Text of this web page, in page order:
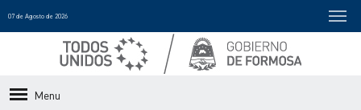
07 de Agosto de 2026
Menu